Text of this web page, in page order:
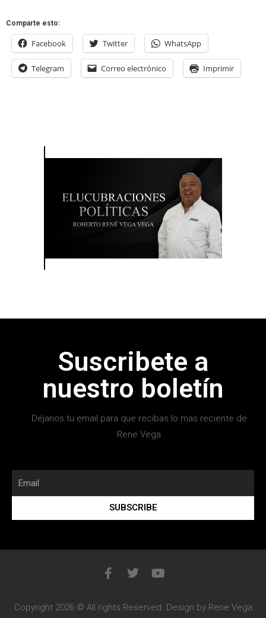
Comparte esto:
Facebook Twitter WhatsApp
Telegram Correo electrónico Imprimir
Suscribete a
nuestro boletín
Déjanos tu email para que recibas lo mas reciente de
Rene Vega
SUBSCRIBE
Copyright 2026 © All rights Reserved. Design by Rene Vega